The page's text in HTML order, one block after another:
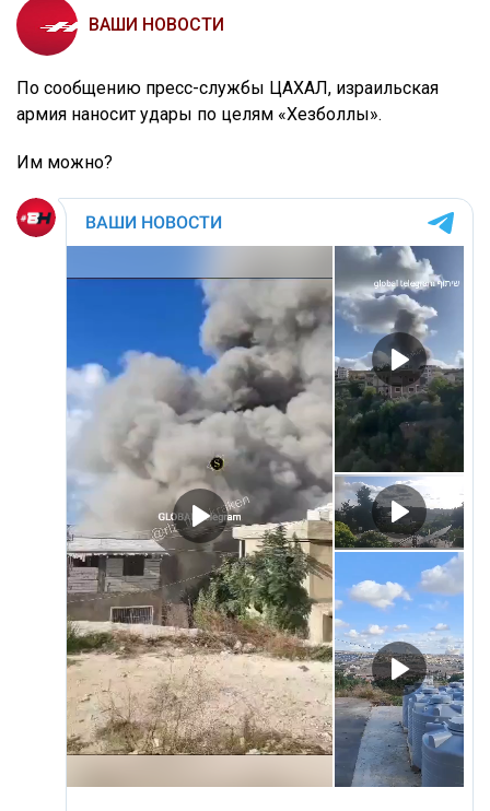
ВАШИ НОВОСТИ
По сообщению пресс-службы ЦАХАЛ, израильская
армия наносит удары по целям «Хезболлы».
Им можно?